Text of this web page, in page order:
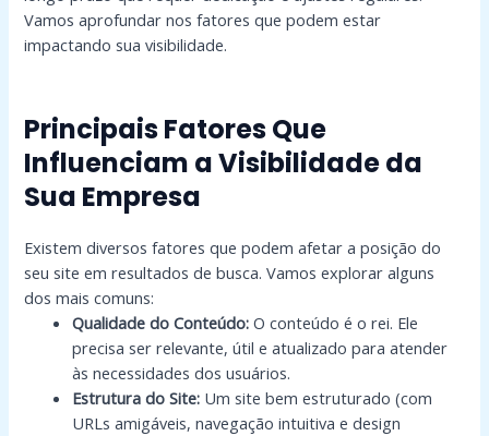
Vamos aprofundar nos fatores que podem estar
impactando sua visibilidade.
Principais Fatores Que
Influenciam a Visibilidade da
Sua Empresa
Existem diversos fatores que podem afetar a posição do
seu site em resultados de busca. Vamos explorar alguns
dos mais comuns:
Qualidade do Conteúdo: O conteúdo é o rei. Ele
precisa ser relevante, útil e atualizado para atender
às necessidades dos usuários.
Estrutura do Site: Um site bem estruturado (com
URLs amigáveis, navegação intuitiva e design